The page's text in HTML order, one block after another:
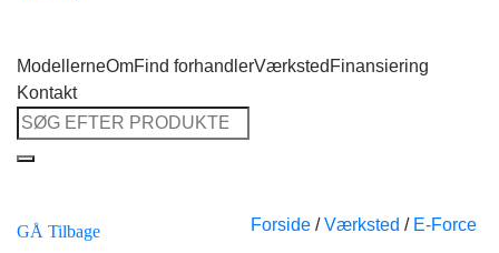
ModellerneOmFind forhandlerVærksted Finansiering
Kontakt
Søg
efter:
GÅ Tilbage Forside / Værksted / E-Force